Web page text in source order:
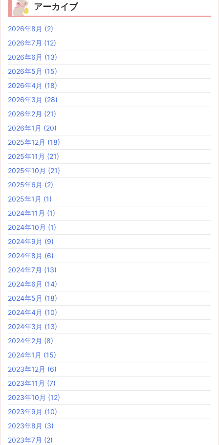
アーカイブ
2026年8月 (2)
2026年7月 (12)
2026年6月 (13)
2026年5月 (15)
2026年4月 (18)
2026年3月 (28)
2026年2月 (21)
2026年1月 (20)
2025年12月 (18)
2025年11月 (21)
2025年10月 (21)
2025年6月 (2)
2025年1月 (1)
2024年11月 (1)
2024年10月 (1)
2024年9月 (9)
2024年8月 (6)
2024年7月 (13)
2024年6月 (14)
2024年5月 (18)
2024年4月 (10)
2024年3月 (13)
2024年2月 (8)
2024年1月 (15)
2023年12月 (6)
2023年11月 (7)
2023年10月 (12)
2023年9月 (10)
2023年8月 (3)
2023年7月 (2)